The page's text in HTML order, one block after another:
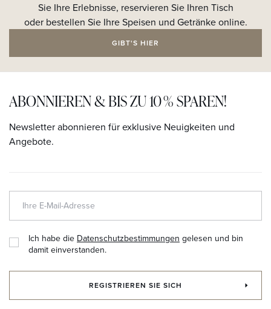
Sie Ihre Erlebnisse, reservieren Sie Ihren Tisch
oder bestellen Sie Ihre Speisen und Getränke online.
GIBT'S HIER
ABONNIEREN & BIS ZU 10 % SPAREN!
Newsletter abonnieren für exklusive Neuigkeiten und
Angebote.
Ich habe die Datenschutzbestimmungen gelesen und bin
damit einverstanden.
REGISTRIEREN SIE SICH